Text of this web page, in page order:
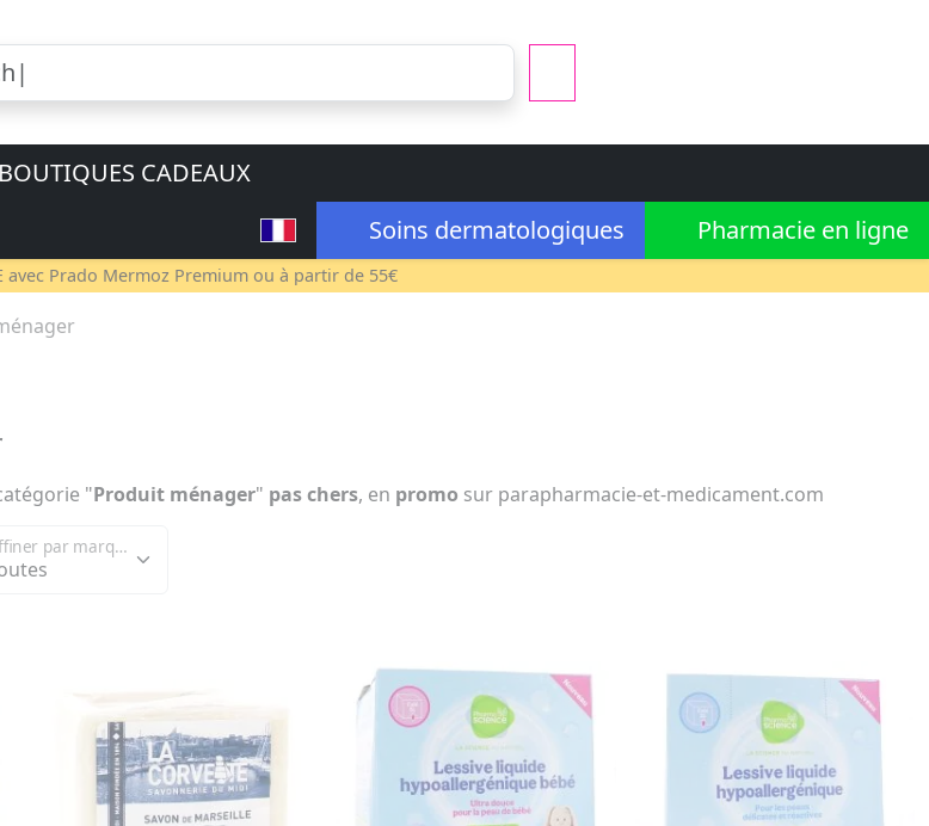
BOUTIQUES CADEAUX
Soins dermatologiques
Pharmacie en ligne
avec Prado Mermoz Premium ou à partir de 55€
"Produit ménager" pas chers, en promo sur parapharmacie-et-medicament.com
Affiner par marque